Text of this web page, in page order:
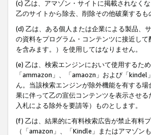
(c) 乙は、アマゾン・サイトに掲載されなく
乙のサイトから除去、削除その他破棄するも
(d) 乙は、ある個人または企業による製品、
の資料をプログラム・コンテンツに接近し
を含みます。）を使用してはなりません。
(e) 乙は、検索エンジンにおいて使用するた
「ammazon」、「amaozn」および「
ん。当該検索エンジンが除外機能を有する
果に伴って乙の宣伝コンテンツを表示させ
入札による除外を要請等）ものとします。
(f) 乙は、結果的に有料検索広告が禁止有料
（「amazon」、「Kindle」またはアマゾ